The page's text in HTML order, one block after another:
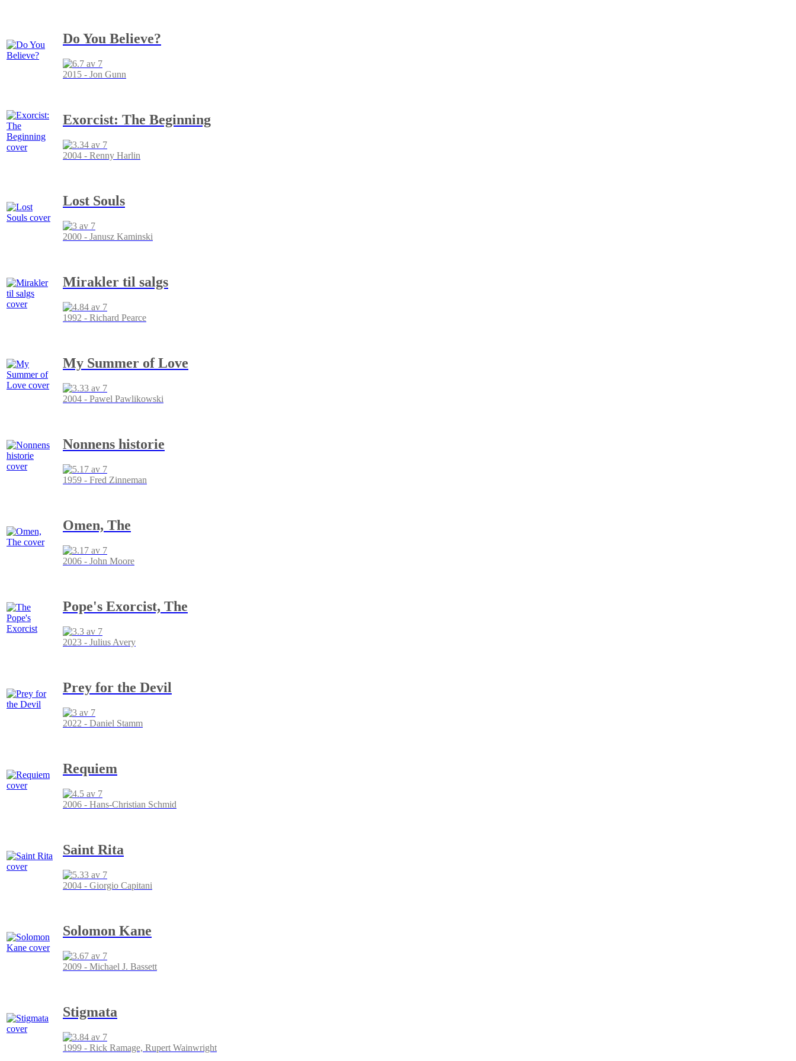
Do You Believe?
2015 - Jon Gunn
Exorcist: The Beginning
2004 - Renny Harlin
Lost Souls
2000 - Janusz Kaminski
Mirakler til salgs
1992 - Richard Pearce
My Summer of Love
2004 - Pawel Pawlikowski
Nonnens historie
1959 - Fred Zinneman
Omen, The
2006 - John Moore
Pope's Exorcist, The
2023 - Julius Avery
Prey for the Devil
2022 - Daniel Stamm
Requiem
2006 - Hans-Christian Schmid
Saint Rita
2004 - Giorgio Capitani
Solomon Kane
2009 - Michael J. Bassett
Stigmata
1999 - Rick Ramage, Rupert Wainwright